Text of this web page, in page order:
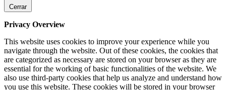
Cerrar
Privacy Overview
This website uses cookies to improve your experience while you
navigate through the website. Out of these cookies, the cookies that
are categorized as necessary are stored on your browser as they are
essential for the working of basic functionalities of the website. We
also use third-party cookies that help us analyze and understand how
you use this website. These cookies will be stored in your browser